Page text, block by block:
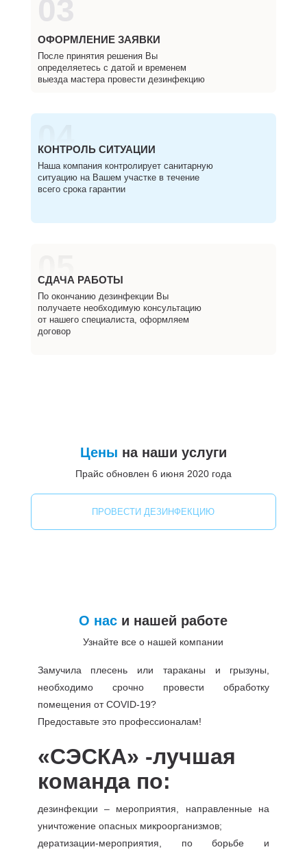
ОФОРМЛЕНИЕ ЗАЯВКИ
После принятия решения Вы
определяетесь с датой и временем
выезда мастера провести дезинфекцию
04
КОНТРОЛЬ СИТУАЦИИ
Наша компания контролирует санитарную
ситуацию на Вашем участке в течение
всего срока гарантии
05
СДАЧА РАБОТЫ
По окончанию дезинфекции Вы
получаете необходимую консультацию
от нашего специалиста, оформляем
договор
Цены на наши услуги
Прайс обновлен 6 июня 2020 года
ПРОВЕСТИ ДЕЗИНФЕКЦИЮ
О нас и нашей работе
Узнайте все о нашей компании
Замучила плесень или тараканы и грызуны,
необходимо срочно провести обработку
помещения от COVID-19?
Предоставьте это профессионалам!
«СЭСКА» -лучшая
команда по:
дезинфекции – мероприятия, направленные на
уничтожение опасных микроорганизмов;
дератизации-мероприятия, по борьбе и